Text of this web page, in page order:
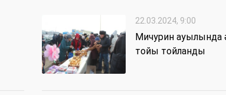
22.03.2024, 9:00
Мичурин ауылында
тойы тойланды